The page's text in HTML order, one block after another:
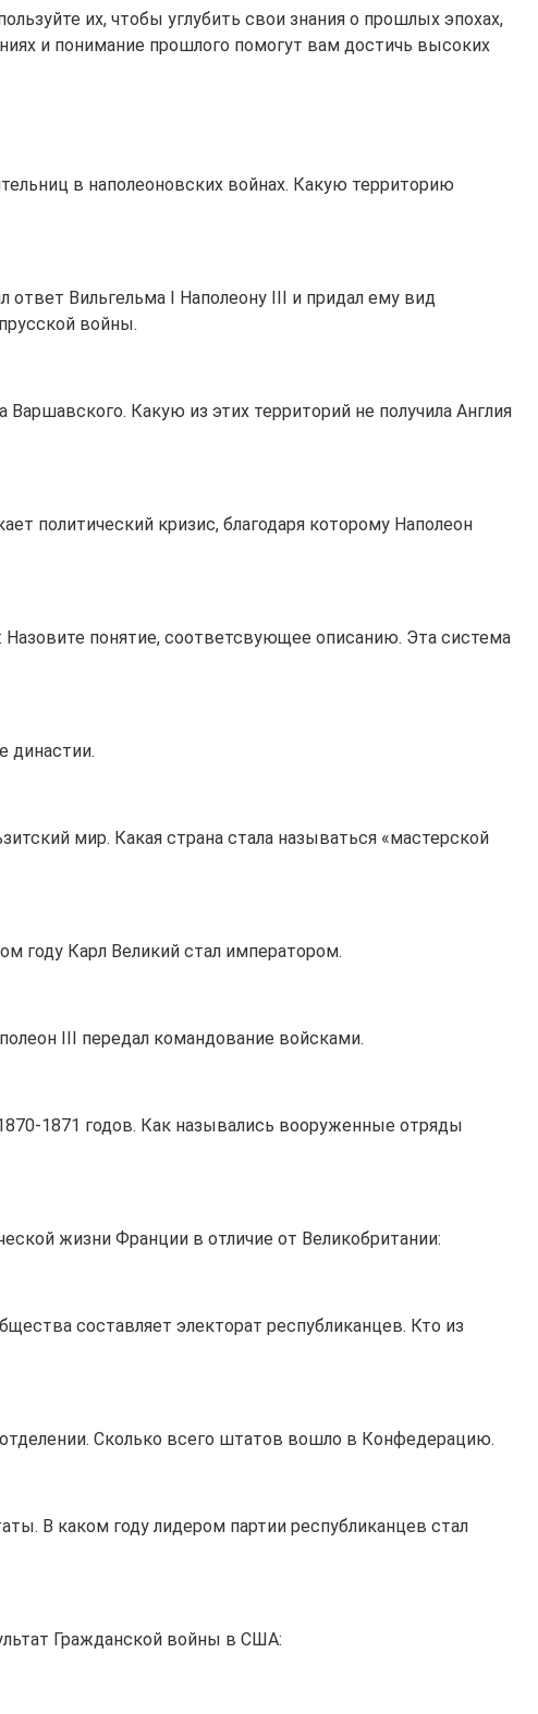
их, чтобы углубить свои знания о прошлых эпохах,
и понимание прошлого помогут вам достичь высоких
в наполеоновских войнах. Какую территорию
ответ Вильгельма I Наполеону III и придал ему вид
войны.
Какую из этих территорий не получила Англия
политический кризис, благодаря которому Наполеон
понятие, соответсвующее описанию. Эта система
династии.
мир. Какая страна стала называться «мастерской
году Карл Великий стал императором.
III передал командование войсками.
1871 годов. Как назывались вооруженные отряды
жизни Франции в отличие от Великобритании:
составляет электорат республиканцев. Кто из
Сколько всего штатов вошло в Конфедерацию.
В каком году лидером партии республиканцев стал
Гражданской войны в США: